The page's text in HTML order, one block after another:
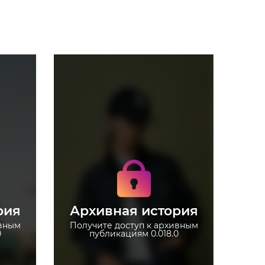
без
Архивная история
Получите доступ к архивным
публикациям 0.018.0
архивным историям
Не отвлекайтесь на
рекламу
Загружайте истории без
ограничений